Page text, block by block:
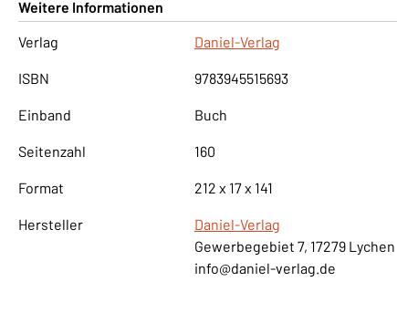
Weitere Informationen
Verlag
Daniel-Verlag
ISBN 9783945515693
Einband Buch
Seitenzahl 160
Format 212 x 17 x 141
Hersteller
Daniel-Verlag
Gewerbegebiet 7, 17279 Lychen
info@daniel-verlag.de